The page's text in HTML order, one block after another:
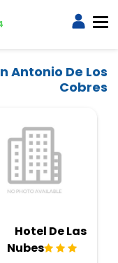
Antonio De Los
Cobres
Hotel De Las
Nubes